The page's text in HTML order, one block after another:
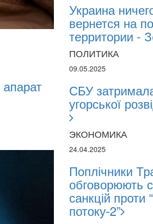
Businesses Can
During War
Украина
вернется на
территории -
ПОЛИТИКА
09.05.2025
СБУ
угорської
ЭКОНОМИКА
24.04.2025
Поплічники
обговорюють
санкцій проти
потоку-2”